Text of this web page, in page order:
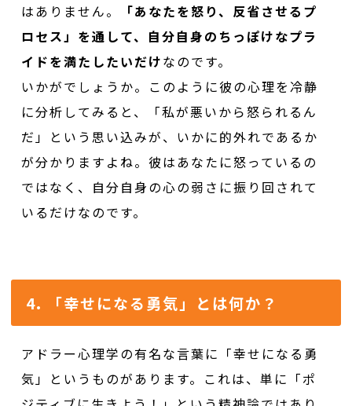
はありません。
「あなたを怒り、反省させるプ
ロセス」を通して、自分自身のちっぽけなプラ
イドを満たしたいだけなのです。
いかがでしょうか。このように彼の心理を冷静
に分析してみると、「私が悪いから怒られるん
だ」という思い込みが、いかに的外れであるか
が分かりますよね。彼はあなたに怒っているの
ではなく、自分自身の心の弱さに振り回されて
いるだけなのです。
4. 「幸せになる勇気」とは何か？
アドラー心理学の有名な言葉に「幸せになる勇
気」というものがあります。これは、単に「ポ